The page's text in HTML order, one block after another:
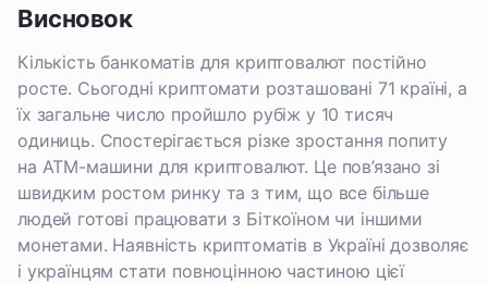
Висновок
Кількість банкоматів для криптовалют постійно
росте. Сьогодні криптомати розташовані 71 країні, а
їх загальне число пройшло рубіж у 10 тисяч
одиниць. Спостерігається різке зростання попиту
на АТМ-машини для криптовалют. Це пов’язано зі
швидким ростом ринку та з тим, що все більше
людей готові працювати з Біткоїном чи іншими
монетами. Наявність криптоматів в Україні дозволяє
і українцям стати повноцінною частиною цієї